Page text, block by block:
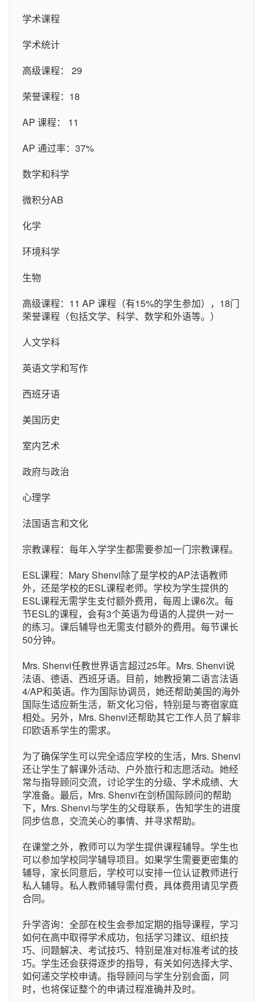
学术课程
学术统计
高级课程： 29
荣誉课程：18
AP 课程： 11
AP 通过率：37%
数学和科学
微积分AB
化学
环境科学
生物
高级课程：11 AP 课程（有15%的学生参加），18门
荣誉课程（包括文学、科学、数学和外语等。）
人文学科
英语文学和写作
西班牙语
美国历史
室内艺术
政府与政治
心理学
法国语言和文化
宗教课程：每年入学学生都需要参加一门宗教课程。
ESL课程：Mary Shenvi除了是学校的AP法语教师
外，还是学校的ESL课程老师。学校为学生提供的
ESL课程无需学生支付额外费用，每周上课6次。每
节ESL的课程，会有3个英语为母语的人提供一对一
的练习。课后辅导也无需支付额外的费用。每节课长
50分钟。
Mrs. Shenvi任教世界语言超过25年。Mrs. Shenvi说
法语、德语、西班牙语。目前，她教授第二语言法语
4/AP和英语。作为国际协调员，她还帮助美国的海外
国际生适应新生活，新文化习俗，特别是与寄宿家庭
相处。另外，Mrs. Shenvi还帮助其它工作人员了解非
印欧语系学生的需求。
为了确保学生可以完全适应学校的生活，Mrs. Shenvi
还让学生了解课外活动、户外旅行和志愿活动。她经
常与指导顾问交流，讨论学生的分级、学术成绩、大
学准备。最后，Mrs. Shenvi在剑桥国际顾问的帮助
下，Mrs. Shenvi与学生的父母联系，告知学生的进度
同步信息，交流关心的事情、并寻求帮助。
在课堂之外，教师可以为学生提供课程辅导。学生也
可以参加学校同学辅导项目。如果学生需要更密集的
辅导，家长同意后，学校可以安排一位认证教师进行
私人辅导。私人教师辅导需付费，具体费用请见学费
合同。
升学咨询：全部在校生会参加定期的指导课程，学习
如何在高中取得学术成功，包括学习建议、组织技
巧、问题解决、考试技巧、特别是准对标准考试的技
巧。学生还会获得逐步的指导，有关如何选择大学、
如何递交学校申请。指导顾问与学生分别会面，同
时，也将保证整个的申请过程准确并及时。